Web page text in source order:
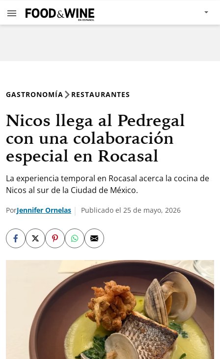
GASTRONOMÍA RESTAURANTES
Nicos llega al Pedregal
con una colaboración
especial en Rocasal
La experiencia temporal en Rocasal acerca la cocina de
Nicos al sur de la Ciudad de México.
PorJennifer Ornelas Publicado el 25 de mayo, 2026